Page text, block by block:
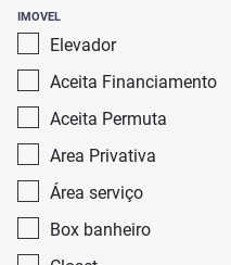
IMOVEL
Elevador
Aceita Financiamento
Aceita Permuta
Area Privativa
Área serviço
Box banheiro